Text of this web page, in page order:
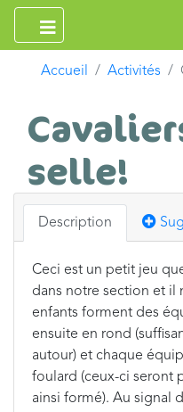
Accueil Activités
selle!
Description
Ceci est un petit jeu
dans notre section et il
enfants forment des
ensuite en rond
autour) et chaque
foulard (ceux-ci seront
ainsi formé). Au signal